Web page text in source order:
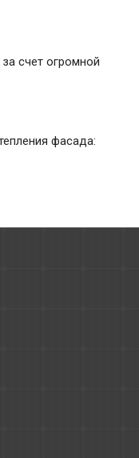
счет огромной
фасада: